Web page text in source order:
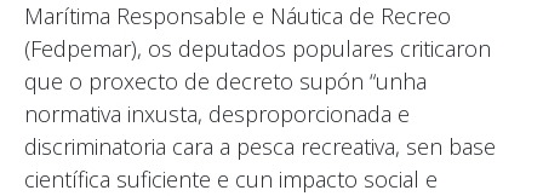
Marítima Responsable e Náutica de Recreo
(Fedpemar), os deputados populares criticaron
que o proxecto de decreto supón “unha
normativa inxusta, desproporcionada e
discriminatoria cara a pesca recreativa, sen base
científica suficiente e cun impacto social e